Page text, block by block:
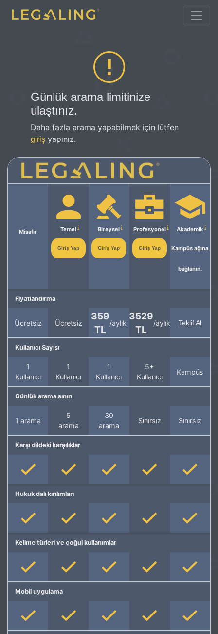
Günlük arama limitinize
ulaştınız.
Daha fazla arama yapabilmek için lütfen
giriş yapınız.
Misafir Temel
Giriş Yap
Bireysel
Giriş Yap
Profesyonel
Giriş Yap
Akademik
Kampüs ağına
bağlanın.
Fiyatlandırma
Ücretsiz Ücretsiz
359
TL
/aylık
3529
TL
/aylık Teklif Al
Kullanıcı Sayısı
1
Kullanıcı
1
Kullanıcı
1
Kullanıcı
5+
Kullanıcı
Kampüs
Günlük arama sınırı
1 arama
5
arama
30
arama
Sınırsız Sınırsız
Karşı dildeki karşılıklar
Hukuk dalı kırılımları
Kelime türleri ve çoğul kullanımlar
Mobil uygulama